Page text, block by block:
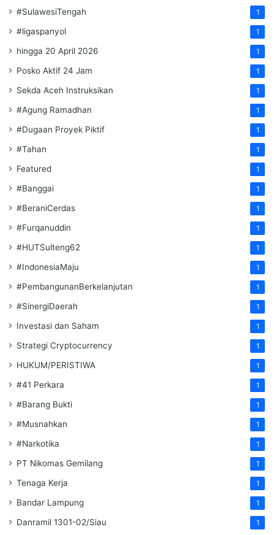
#SulawesiTengah 1
#ligaspanyol 1
hingga 20 April 2026 1
Posko Aktif 24 Jam 1
Sekda Aceh Instruksikan 1
#Agung Ramadhan 1
#Dugaan Proyek Piktif 1
#Tahan 1
Featured 1
#Banggai 1
#BeraniCerdas 1
#Furqanuddin 1
#HUTSulteng62 1
#IndonesiaMaju 1
#PembangunanBerkelanjutan 1
#SinergiDaerah 1
Investasi dan Saham 1
Strategi Cryptocurrency 1
HUKUM/PERISTIWA 1
#41 Perkara 1
#Barang Bukti 1
#Musnahkan 1
#Narkotika 1
PT Nikomas Gemilang 1
Tenaga Kerja 1
Bandar Lampung 1
Danramil 1301-02/Siau 1